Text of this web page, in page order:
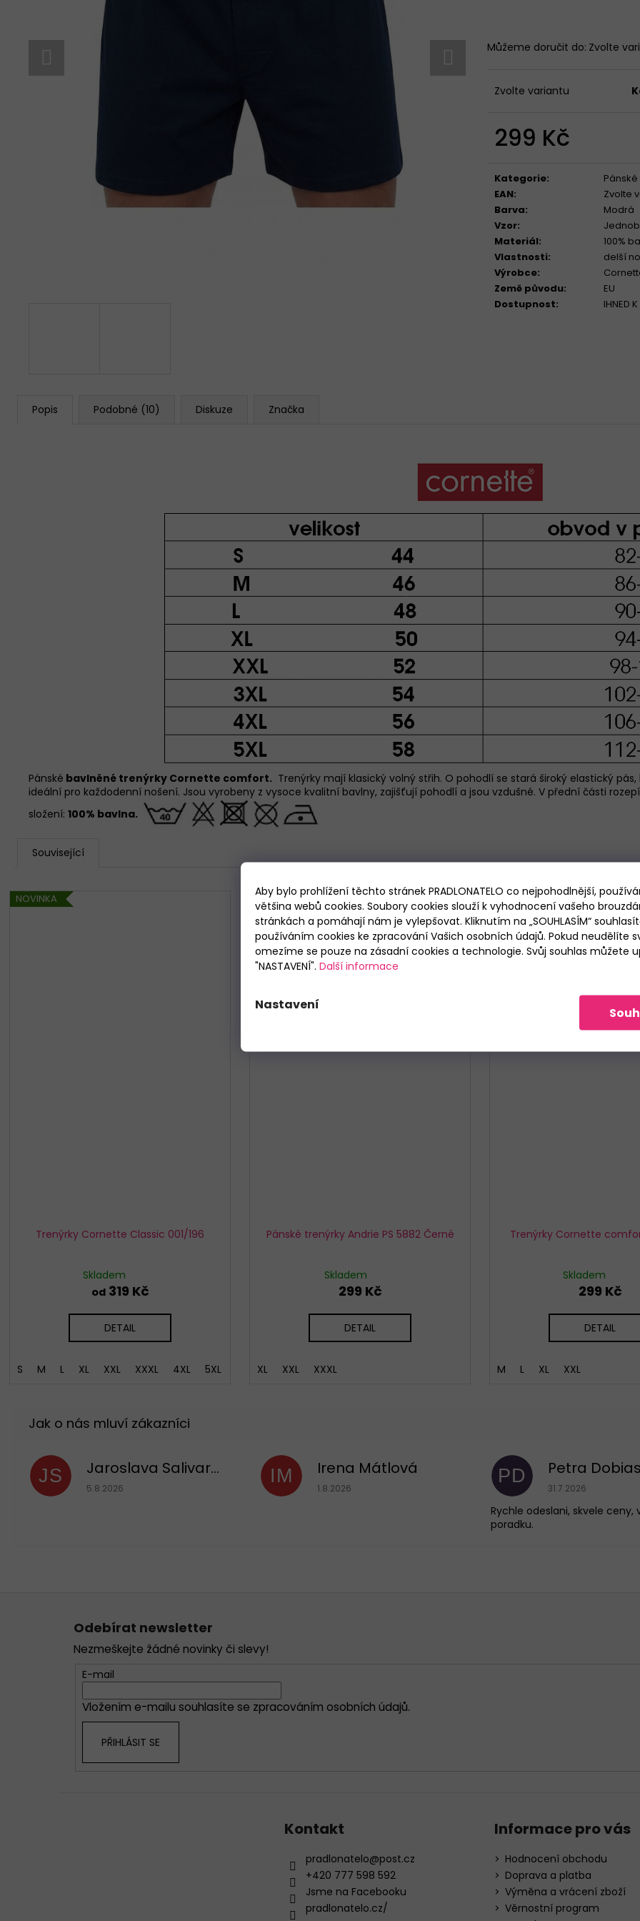
Aby bylo prohlížení těchto stránek PRADLONATELO co nejpohodlnější,
většina webů cookies. Soubory cookies slouží k vyhodnocení vašeho
stránkách a pomáhají nám je vylepšovat. Kliknutím na „SOUHLASÍM“
používáním cookies ke zpracování Vašich osobních údajů. Pokud neudělíte
omezíme se pouze na zásadní cookies a technologie. Svůj souhlas můžete
"NASTAVENÍ". Další informace
Nastavení
Můžeme doručit do: Zvolte
Zvolte variantu
299 Kč
Kategorie:
EAN:
Zvolte
Barva:
Modrá
Vzor:
Materiál:
100%
Vlastnosti:
delší
Výrobce:
Země původu:
EU
Dostupnost: IHNED
Popis Podobné (10) Diskuze Značka
Pánské bavlněné trenýrky Cornette comfort. Trenýrky mají klasický volný střih. O pohodlí se stará široký elastický
ideální pro každodenní nošení. Jsou vyrobeny z vysoce kvalitní bavlny, zajišťují pohodlí a jsou vzdušné. V přední části
složení: 100% bavlna.
Související
NOVINKA
Trenýrky Cornette Classic 001/196
Skladem
od319 Kč
DETAIL
S M L XL XXL XXXL 4XL 5XL
Pánské trenýrky Andrie PS 5882 Černé
Skladem
299 Kč
DETAIL
XL XXL XXXL
Trenýrky Cornette
Skladem
299 Kč
DETAIL
M L XL XXL
JS Jaroslava Salivarová
Hodnocení obchodu je 5 z 5 hvězdiček.
5.8.2026
IM Irena Mátlová
Hodnocení obchodu je 5 z 5 hvězdiček.
1.8.2026
PD Petra
Hodnocení
31.7.2026
Rychle odeslani, skvele ceny,
poradku.
BAVLNĚNÉ KALHOTKY LOVELYGIRL 1656
145 Kč
KALHOTKY BAVLNĚNÉ 3679 LOVELYGIRL
Odebírat newsletter
Nezmeškejte žádné novinky či slevy!
E-mail
Vložením e-mailu souhlasíte se zpracováním osobních údajů.
PŘIHLÁSIT SE
Kontakt
pradlonatelo@post.cz
+420 777 598 592
Jsme na Facebooku
pradlonatelo.cz/
Informace pro vás
Hodnocení obchodu
Doprava a platba
Výměna a vrácení zboží
Věrnostní program